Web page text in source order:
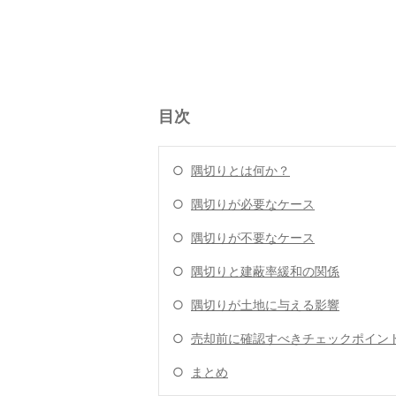
目次
○ 隅切りとは何か？
○ 隅切りが必要なケース
○ 隅切りが不要なケース
○ 隅切りと建蔽率緩和の関係
○ 隅切りが土地に与える影響
○ 売却前に確認すべきチェックポイン
○ まとめ